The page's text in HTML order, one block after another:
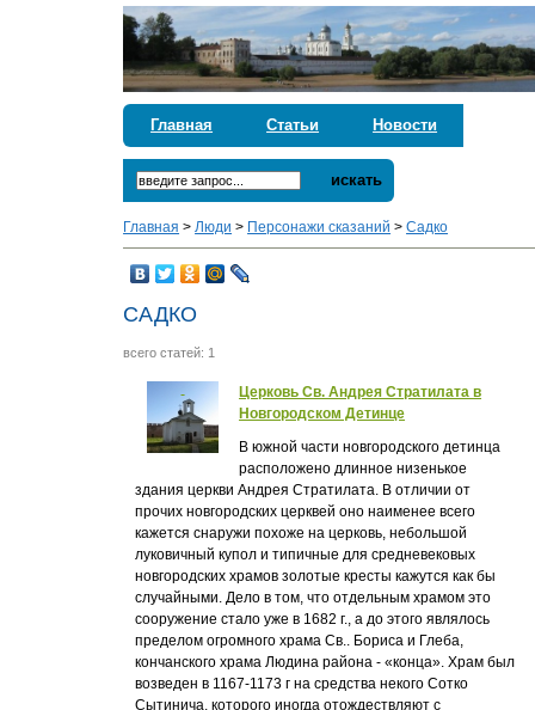
Главная Статьи Новости
искать
Главная >Люди > Персонажи сказаний >Садко
САДКО
всего статей: 1
Церковь Св. Андрея Стратилата в
Новгородском Детинце
В южной части новгородского детинца
расположено длинное низенькое
здания церкви Андрея Стратилата. В отличии от
прочих новгородских церквей оно наименее всего
кажется снаружи похоже на церковь, небольшой
луковичный купол и типичные для средневековых
новгородских храмов золотые кресты кажутся как бы
случайными. Дело в том, что отдельным храмом это
сооружение стало уже в 1682 г., а до этого являлось
пределом огромного храма Св.. Бориса и Глеба,
кончанского храма Людина района - «конца». Храм был
возведен в 1167-1173 г на средства некого Сотко
Сытинича, которого иногда отождествляют с